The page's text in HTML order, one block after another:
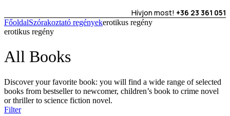
Hívjon most! +36 23 361 051
FőoldalSzórakoztató regényekerotikus regény
erotikus regény
All Books
Discover your favorite book: you will find a wide range of selected
books from bestseller to newcomer, children’s book to crime novel
or thriller to science fiction novel.
Filter